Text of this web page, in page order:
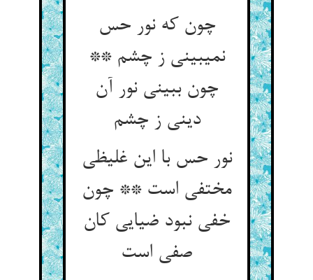
چون که نور حس
نمی‏بینی ز چشم **
چون ببینی نور آن
دینی ز چشم‏
نور حس با این غلیظی
مختفی است ** چون
خفی نبود ضیایی کان
صفی است‏